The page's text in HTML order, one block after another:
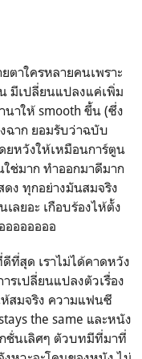
ตาใครหลายคนเพราะ
มีเปลี่ยนแปลงแค่เพิ่ม
าให้ smooth ขึ้น (ซึ่ง
งฉาก ยอมรับว่าฉบับ
ยหวังให้เหมือนการ์ตูน
ช่มาก ทำออกมาดีมาก
ง ทุกอย่างมันสมจริง
ลยอะ เกือบร้องไห้ตั้ง
อออออออ
ที่สุด เราไม่ได้คาดหวัง
รเปลี่ยนแปลงตัวเรื่อง
สมจริง ความแฟนซี
the same และหนัง
ชั่นเลิศๆ ตัวบทมีที่มาที่